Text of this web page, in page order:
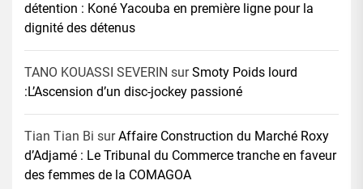
détention : Koné Yacouba en première ligne pour la
dignité des détenus
TANO KOUASSI SEVERIN surSmoty Poids lourd
:L’Ascension d’un disc-jockey passioné
Tian Tian Bi surAffaire Construction du Marché Roxy
d’Adjamé : Le Tribunal du Commerce tranche en faveur
des femmes de la COMAGOA